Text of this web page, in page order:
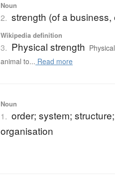
Noun
2. strength (of a business,
Wikipedia definition
3. Physical strength
animal to... Read more
Noun
1. order; system;
organisation